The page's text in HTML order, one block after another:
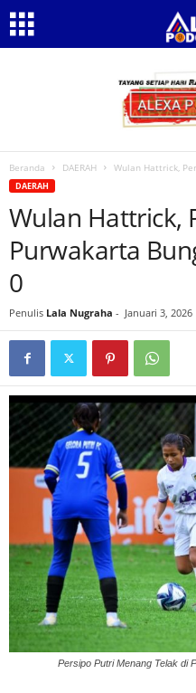
Beranda DAERAH Wulan Hattrick,
DAERAH
Wulan Hattrick,
Purwakarta
0‎
Penulis Lala Nugraha - Januari 3, 2026
Persipo Putri Menang Telak di